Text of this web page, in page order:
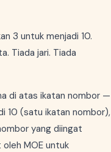
3 untuk menjadi 10.
Tiada jari. Tiada
di atas ikatan nombor —
10 (satu ikatan nombor),
yang diingat
MOE untuk